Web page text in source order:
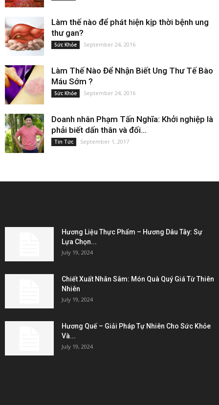
Làm thế nào để phát hiện kịp thời bệnh ung
thư gan?
Sức Khỏe September 24, 2016
Làm Thế Nào Để Nhận Biết Ung Thư Tế Bào
Máu Sớm ?
Sức Khỏe September 24, 2016
Doanh nhân Phạm Tấn Nghĩa: Khởi nghiệp là
phải biết dấn thân và đối...
Tin Tức September 1, 2017
Hương Liệu Thực Phẩm – Hương Dâu Tây: Sự
Lựa Chọn...
July 19, 2024
Chiết Xuất Nhân Sâm: Món Quà Quý Giá Từ Thiên
Nhiên
July 19, 2024
Hương Quế – Giải Pháp Tự Nhiên Cho Sức Khỏe
Và...
July 19, 2024